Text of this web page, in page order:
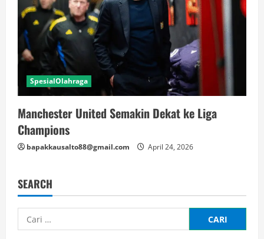
SpesialOlahraga
Manchester United Semakin Dekat ke Liga
Champions
bapakkausalto88@gmail.com April 24, 2026
SEARCH
Cari
untuk: